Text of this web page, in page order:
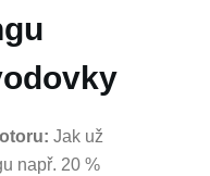
Jak už
např. 20 %